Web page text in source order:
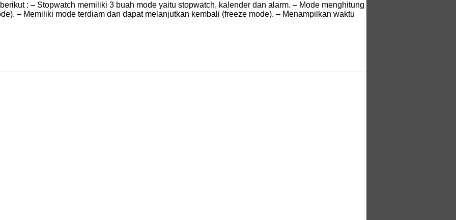
: – Stopwatch memiliki 3 buah mode yaitu stopwatch, kalender dan alarm. – Mode menghitung
– Memiliki mode terdiam dan dapat melanjutkan kembali (freeze mode). – Menampilkan waktu